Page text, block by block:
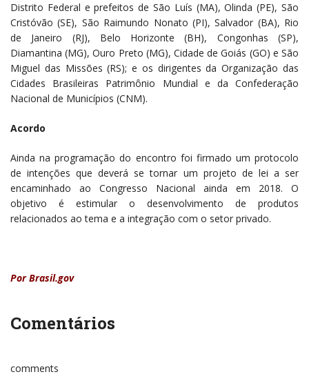
Distrito Federal e prefeitos de São Luís (MA), Olinda (PE), São
Cristóvão (SE), São Raimundo Nonato (PI), Salvador (BA), Rio
de Janeiro (RJ), Belo Horizonte (BH), Congonhas (SP),
Diamantina (MG), Ouro Preto (MG), Cidade de Goiás (GO) e São
Miguel das Missões (RS); e os dirigentes da Organização das
Cidades Brasileiras Patrimônio Mundial e da Confederação
Nacional de Municípios (CNM).
Acordo
Ainda na programação do encontro foi firmado um protocolo
de intenções que deverá se tornar um projeto de lei a ser
encaminhado ao Congresso Nacional ainda em 2018. O
objetivo é estimular o desenvolvimento de produtos
relacionados ao tema e a integração com o setor privado.
Por Brasil.gov
Comentários
comments